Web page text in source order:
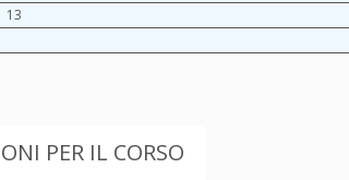
13
PER IL CORSO